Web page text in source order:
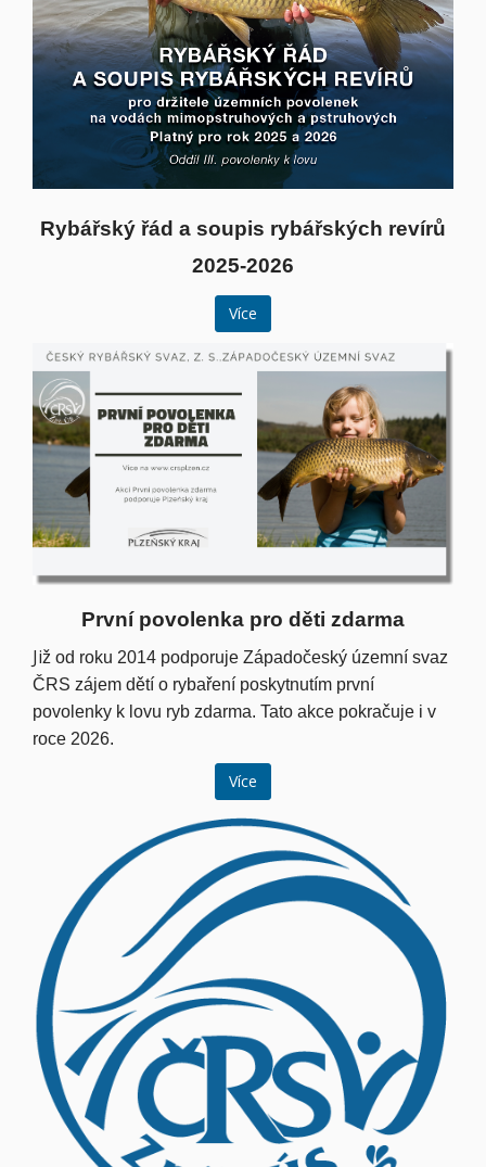
Rybářský řád a soupis rybářských revírů
2025-2026
Více
První povolenka pro děti zdarma
Již od roku 2014 podporuje Západočeský územní svaz
ČRS zájem dětí o rybaření poskytnutím první
povolenky k lovu ryb zdarma. Tato akce pokračuje i v
roce 2026.
Více